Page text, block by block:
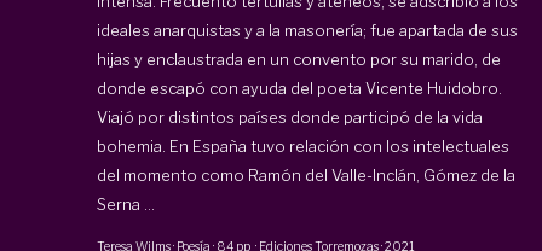
ideales anarquistas y a la masonería; fue apartada de sus
hijas y enclaustrada en un convento por su marido, de
donde escapó con ayuda del poeta Vicente Huidobro.
Viajó por distintos países donde participó de la vida
bohemia. En España tuvo relación con los intelectuales
del momento como Ramón del Valle-Inclán, Gómez de la
Serna ...
Teresa Wilms· Poesía · 84 pp · Ediciones Torremozas·2021